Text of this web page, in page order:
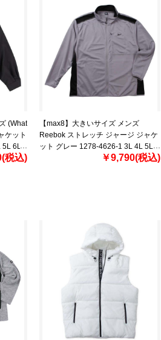
(What
ケット
5L 6L
税込)
【max8】大きいサイズ メンズ
Reebok ストレッチ ジャージ ジャケ
ット グレー 1278-4626-1 3L 4L 5L
￥9,790(税込)